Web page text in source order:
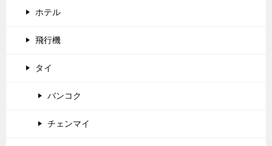
ホテル
飛行機
タイ
バンコク
チェンマイ